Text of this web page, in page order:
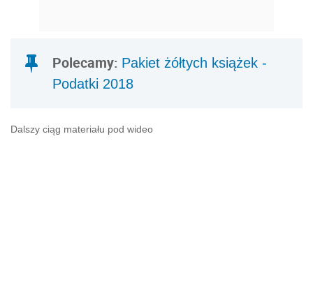
Polecamy: Pakiet żółtych książek -
Podatki 2018
Dalszy ciąg materiału pod wideo